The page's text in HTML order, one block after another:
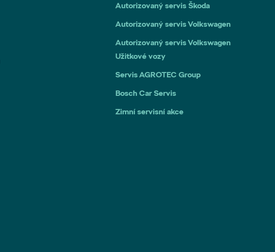
Autorizovaný servis Škoda
Autorizovaný servis Volkswagen
Autorizovaný servis Volkswagen
Užitkové vozy
Servis AGROTEC Group
Bosch Car Servis
Zimní servisní akce